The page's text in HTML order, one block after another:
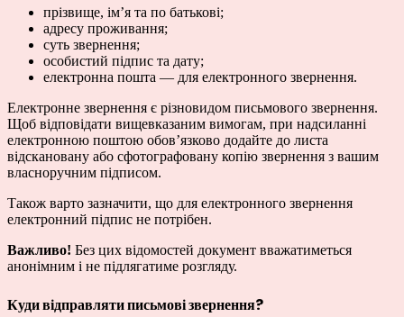
прізвище, ім’я та по батькові;
адресу проживання;
суть звернення;
особистий підпис та дату;
електронна пошта — для електронного звернення.
Електронне звернення є різновидом письмового звернення.
Щоб відповідати вищевказаним вимогам, при надсиланні
електронною поштою обов’язково додайте до листа
відскановану або сфотографовану копію звернення з вашим
власноручним підписом.
Також варто зазначити, що для електронного звернення
електронний підпис не потрібен.
Важливо! Без цих відомостей документ вважатиметься
анонімним і не підлягатиме розгляду.
Куди відправляти письмові звернення?